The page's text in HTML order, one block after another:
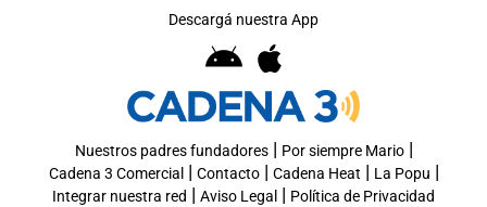
Descargá nuestra App
Nuestros padres fundadores| Por siempre Mario|
Cadena 3 Comercial | Contacto| Cadena Heat | La Popu |
Integrar nuestra red | Aviso Legal | Política de Privacidad